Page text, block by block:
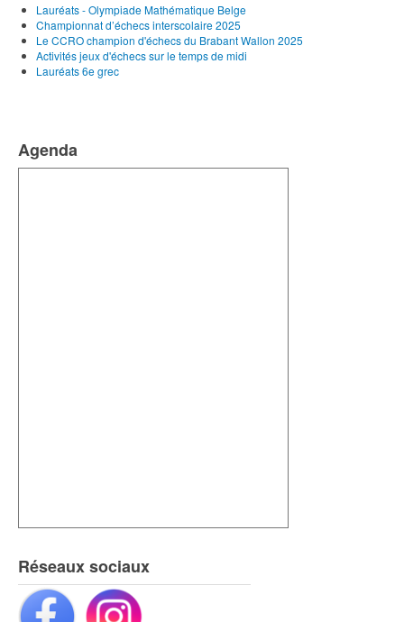
Lauréats - Olympiade Mathématique Belge
Championnat d’échecs interscolaire 2025
Le CCRO champion d'échecs du Brabant Wallon 2025
Activités jeux d'échecs sur le temps de midi
Lauréats 6e grec
Agenda
Réseaux sociaux